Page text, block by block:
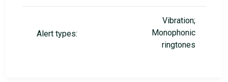
Alert types:
Vibration;
Monophonic
ringtones